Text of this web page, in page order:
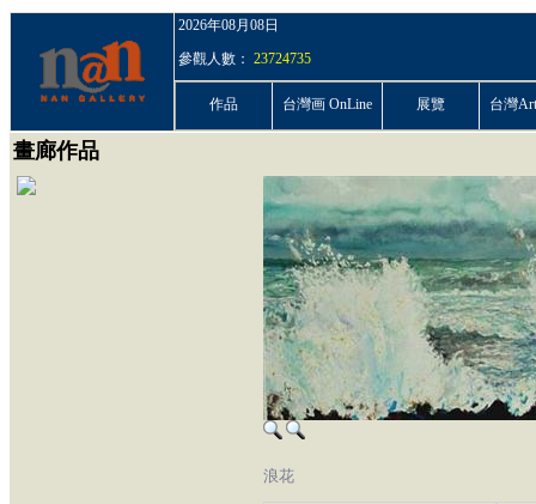
2026年08月08日
參觀人數： 23724735
作品 台灣画 OnLine 展覽 台灣
畫廊作品
浪花